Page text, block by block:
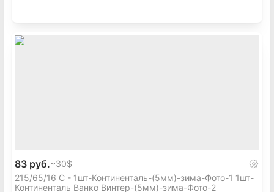
83 руб.~30$
215/65/16 С - 1шт-Континенталь-(5мм)-зима-Фото-1 1шт-
Континенталь Ванко Винтер-(5мм)-зима-Фото-2